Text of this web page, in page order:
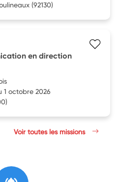
(92130)
en direction
1 octobre 2026
Voir toutes les missions